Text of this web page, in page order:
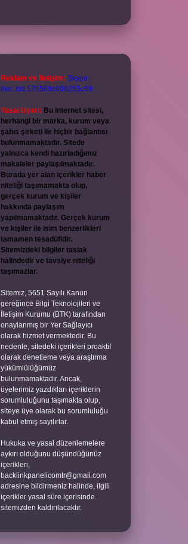
Reklam ve İletişim: Skype:
live:.cid.575569c608265c69
Yasal Uyarı: Bu internet sitesi,
herhangi bir marka, kurum veya
şahıs şirketi ile hiçbir bağlantısı
bulunmamaktadır. Sitede
yalnızca kendi hazırladığımız
makaleler paylaşılmaktadır.
Burada yer alan içerikler haber
niteliği taşımamakta olup,
gerçek kurum ve kişiler
hakkında paylaşım
yapılmamaktadır. Gerçek kurum
ve kişiler ile isim benzerlikleri
tamamen tesadüfidir.
Sitemizdeki bilgiler taslak
halindedir ve tavsiye niteliği
taşımazlar.
Sitemiz, 5651 Sayılı Kanun
gereğince Bilgi Teknolojileri ve
İletişim Kurumu (BTK) tarafından
onaylanmış bir Yer Sağlayıcı
olarak hizmet vermektedir. Bu
nedenle, sitedeki içerikleri proaktif
olarak denetleme veya araştırma
yükümlülüğümüz
bulunmamaktadır. Ancak,
üyelerimiz yazdıkları içeriklerin
sorumluluğunu taşımakta olup,
siteye üye olarak bu sorumluluğu
kabul etmiş sayılırlar.
Hukuka ve yasal düzenlemelere
aykırı olduğunu düşündüğünüz
içerikleri,
backlinkpanelicomtr@gmail.com
adresine bildirmeniz halinde, ilgili
içerikler yasal süre içerisinde
sitemizden kaldırılacaktır.